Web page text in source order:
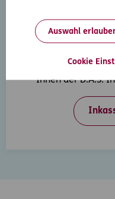
Auswahl
Cookie
Wenn Ihre Kunden
Ihnen der D.A.S.